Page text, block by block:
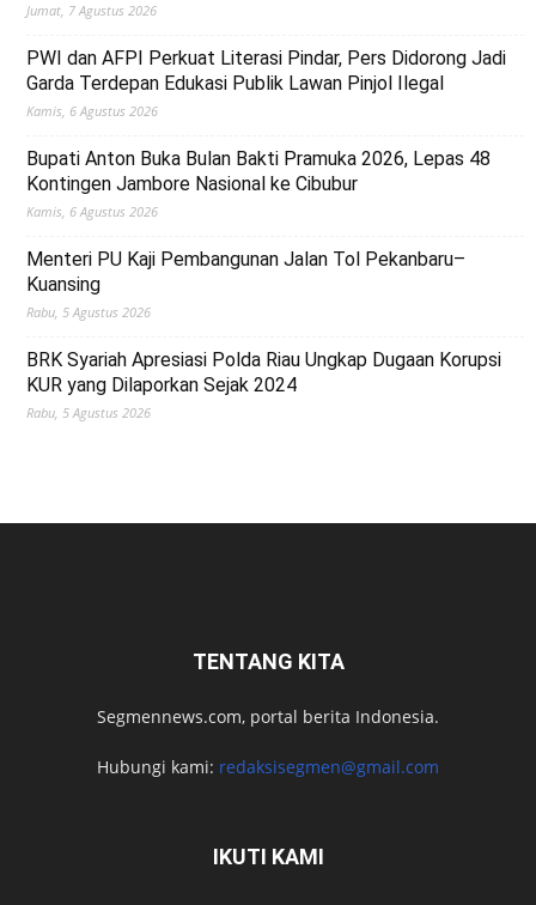
Jumat, 7 Agustus 2026
PWI dan AFPI Perkuat Literasi Pindar, Pers Didorong Jadi
Garda Terdepan Edukasi Publik Lawan Pinjol Ilegal
Kamis, 6 Agustus 2026
Bupati Anton Buka Bulan Bakti Pramuka 2026, Lepas 48
Kontingen Jambore Nasional ke Cibubur
Kamis, 6 Agustus 2026
Menteri PU Kaji Pembangunan Jalan Tol Pekanbaru–
Kuansing
Rabu, 5 Agustus 2026
BRK Syariah Apresiasi Polda Riau Ungkap Dugaan Korupsi
KUR yang Dilaporkan Sejak 2024
Rabu, 5 Agustus 2026
TENTANG KITA
Segmennews.com, portal berita Indonesia.
Hubungi kami: redaksisegmen@gmail.com
IKUTI KAMI